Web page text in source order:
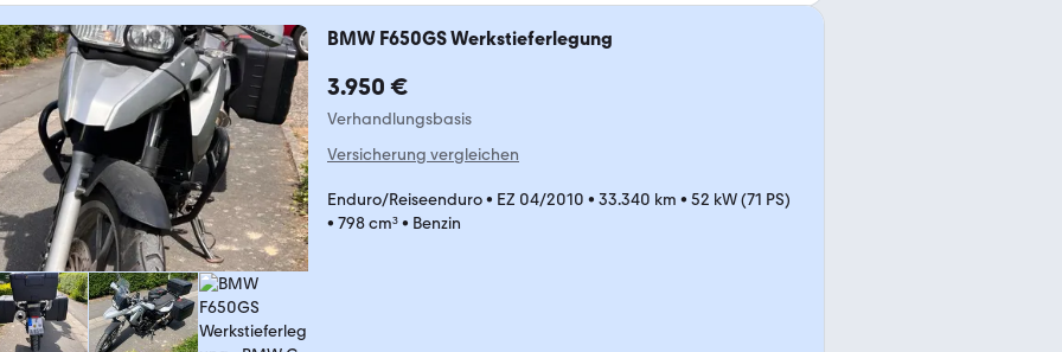
BMW F650GS Werkstieferlegung
3.950 €
Verhandlungsbasis
Versicherung vergleichen
Enduro/Reiseenduro• EZ 04/2010 • 33.340 km • 52 kW (71 PS)
• 798 cm³• Benzin